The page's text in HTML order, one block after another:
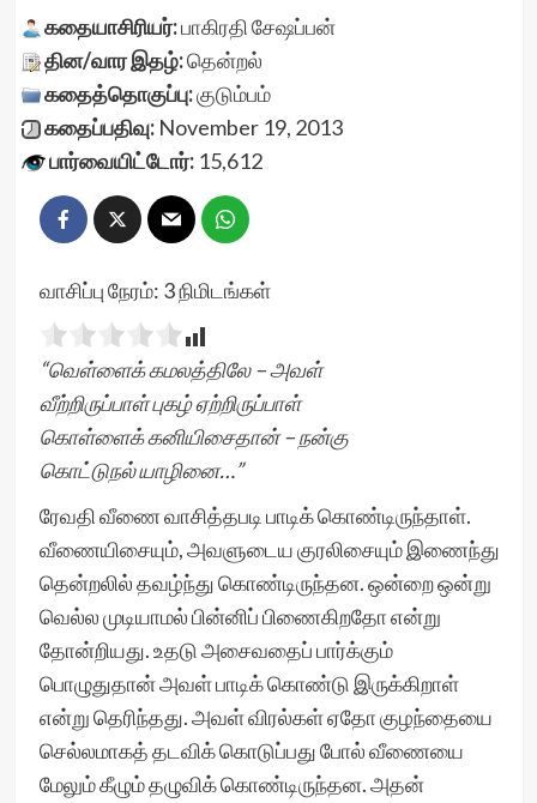
கதையாசிரியர்:பாகிரதி சேஷப்பன்
தின/வார இதழ்:தென்றல்
கதைத்தொகுப்பு:குடும்பம்
கதைப்பதிவு:November 19, 2013
பார்வையிட்டோர்:15,612
வாசிப்பு நேரம்: 3நிமிடங்கள்
“வெள்ளைக் கமலத்திலே – அவள்
வீற்றிருப்பாள் புகழ் ஏற்றிருப்பாள்
கொள்ளைக் கனியிசைதான் – நன்கு
கொட்டுநல் யாழினை…”
ரேவதி வீணை வாசித்தபடி பாடிக் கொண்டிருந்தாள்.
வீணையிசையும், அவளுடைய குரலிசையும் இணைந்து
தென்றலில் தவழ்ந்து கொண்டிருந்தன. ஒன்றை ஒன்று
வெல்ல முடியாமல் பின்னிப் பிணைகிறதோ என்று
தோன்றியது. உதடு அசைவதைப் பார்க்கும்
பொழுதுதான் அவள் பாடிக் கொண்டு இருக்கிறாள்
என்று தெரிந்தது. அவள் விரல்கள் ஏதோ குழந்தையை
செல்லமாகத் தடவிக் கொடுப்பது போல் வீணையை
மேலும் கீழும் தழுவிக் கொண்டிருந்தன. அதன்